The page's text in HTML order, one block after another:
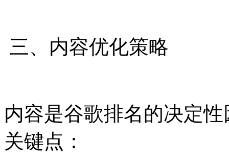
三、内容优化策略
内容是谷歌排名的决定
关键点：